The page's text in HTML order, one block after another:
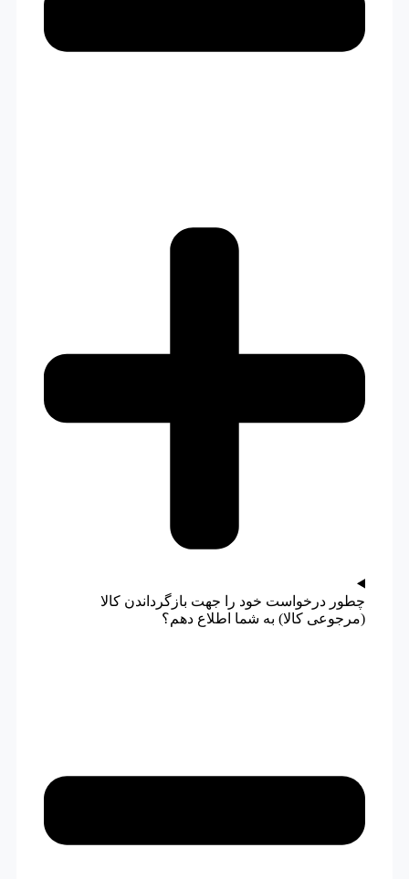
چطور درخواست خود را جهت بازگرداندن کالا
(مرجوعی کالا) به شما اطلاع دهم؟